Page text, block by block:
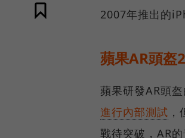
2007年推出的
蘋果AR頭盔
蘋果研發AR頭盔
進行內部測試
戰待突破，AR